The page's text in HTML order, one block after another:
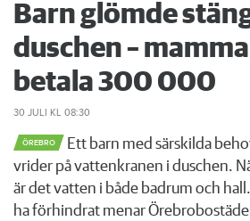
Barn glömde
duschen –
betala 300 000
30 JULI KL 08:30
ÖREBRO
Ett barn med särskilda
vrider på vattenkranen i duschen.
är det vatten i både badrum och
ha förhindrat menar